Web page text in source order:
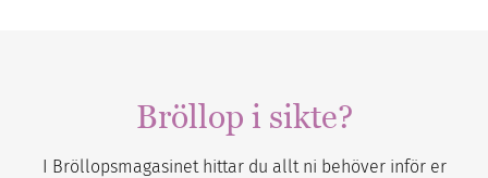
Bröllop i sikte?
I Bröllopsmagasinet hittar du allt ni behöver inför er